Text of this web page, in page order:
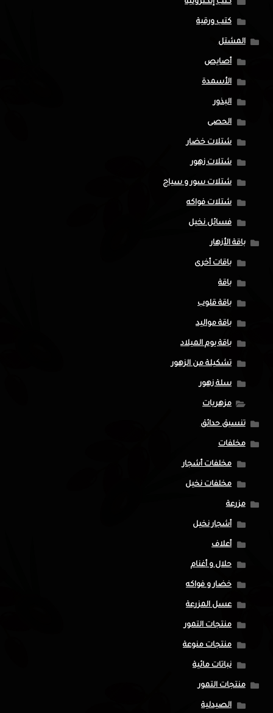
كتب إلكترونية
كتب ورقية
المشتل
أصايص
الأسمدة
البذور
الحصى
شتلات خضار
شتلات زهور
شتلات سور و سياج
شتلات فواكه
فسائل نخيل
باقة الأزهار
باقات أخرى
باقة
باقة قلوب
باقة مواليد
باقة يوم الميلاد
تشكيلة من الزهور
سلة زهور
مزهريات
تنسيق حدائق
مخلفات
مخلفات أشجار
مخلفات نخيل
مزرعة
أشجار نخيل
أعلاف
حلال و أغنام
خضار و فواكه
عسل المزرعة
منتجات التمور
منتجات منوعة
نباتات مائية
منتجات التمور
الصيدلية